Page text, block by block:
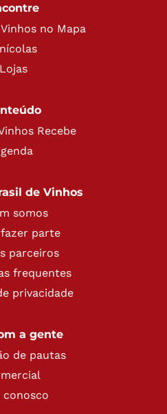
no Mapa
Lojas
Recebe
de Vinhos
somos
parte
parceiros
frequentes
privacidade
a gente
de pautas
conosco